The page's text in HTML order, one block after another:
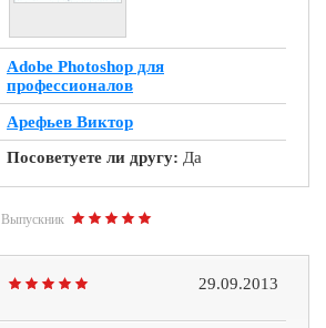
Adobe Photoshop для
профессионалов
Арефьев Виктор
Посоветуете ли другу: Да
Выпускник
29.09.2013